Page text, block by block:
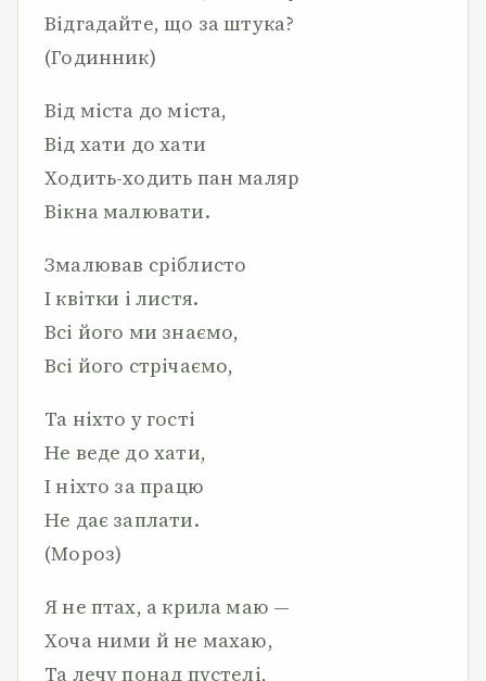
Відгадайте, що за штука?
(Годинник)
Від міста до міста,
Від хати до хати
Ходить-ходить пан маляр
Вікна малювати.
Змалював сріблисто
І квітки і листя.
Всі його ми знаємо,
Всі його стрічаємо,
Та ніхто у гості
Не веде до хати,
І ніхто за працю
Не дає заплати.
(Мороз)
Я не птах, а крила маю —
Хоча ними й не махаю,
Та лечу понад пустелі,